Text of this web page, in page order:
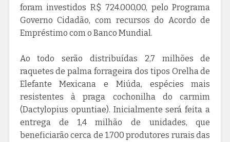
foram investidos R$ 724.000,00, pelo Programa
Governo Cidadão, com recursos do Acordo de
Empréstimo com o Banco Mundial.
Ao todo serão distribuídas 2,7 milhões de
raquetes de palma forrageira dos tipos Orelha de
Elefante Mexicana e Miúda, espécies mais
resistentes à praga cochonilha do carmim
(Dactylopius opuntiae). Inicialmente será feita a
entrega de 1,4 milhão de unidades, que
beneficiarão cerca de 1.700 produtores rurais das